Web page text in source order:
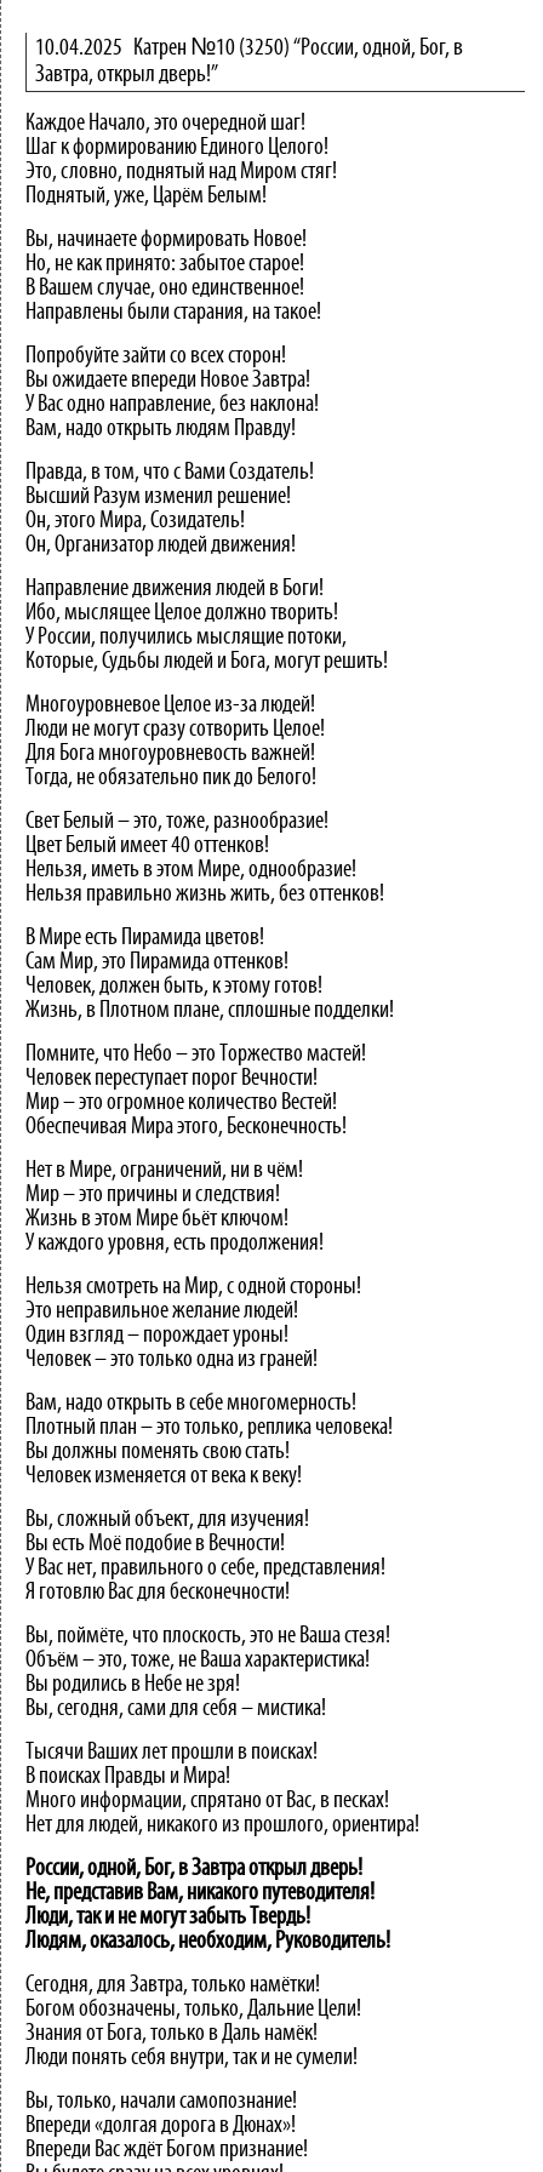
10.04.2025 Катрен №10 (3250) “России, одной, Бог, в
Завтра, открыл дверь!”
Каждое Начало, это очередной шаг!
Шаг к формированию Единого Целого!
Это, словно, поднятый над Миром стяг!
Поднятый, уже, Царём Белым!
Вы, начинаете формировать Новое!
Но, не как принято: забытое старое!
В Вашем случае, оно единственное!
Направлены были старания, на такое!
Попробуйте зайти со всех сторон!
Вы ожидаете впереди Новое Завтра!
У Вас одно направление, без наклона!
Вам, надо открыть людям Правду!
Правда, в том, что с Вами Создатель!
Высший Разум изменил решение!
Он, этого Мира, Созидатель!
Он, Организатор людей движения!
Направление движения людей в Боги!
Ибо, мыслящее Целое должно творить!
У России, получились мыслящие потоки,
Которые, Судьбы людей и Бога, могут решить!
Многоуровневое Целое из-за людей!
Люди не могут сразу сотворить Целое!
Для Бога многоуровневость важней!
Тогда, не обязательно пик до Белого!
Свет Белый – это, тоже, разнообразие!
Цвет Белый имеет 40 оттенков!
Нельзя, иметь в этом Мире, однообразие!
Нельзя правильно жизнь жить, без оттенков!
В Мире есть Пирамида цветов!
Сам Мир, это Пирамида оттенков!
Человек, должен быть, к этому готов!
Жизнь, в Плотном плане, сплошные подделки!
Помните, что Небо – это Торжество мастей!
Человек переступает порог Вечности!
Мир – это огромное количество Вестей!
Обеспечивая Мира этого, Бесконечность!
Нет в Мире, ограничений, ни в чём!
Мир – это причины и следствия!
Жизнь в этом Мире бьёт ключом!
У каждого уровня, есть продолжения!
Нельзя смотреть на Мир, с одной стороны!
Это неправильное желание людей!
Один взгляд – порождает уроны!
Человек – это только одна из граней!
Вам, надо открыть в себе многомерность!
Плотный план – это только, реплика человека!
Вы должны поменять свою стать!
Человек изменяется от века к веку!
Вы, сложный объект, для изучения!
Вы есть Моё подобие в Вечности!
У Вас нет, правильного о себе, представления!
Я готовлю Вас для бесконечности!
Вы, поймёте, что плоскость, это не Ваша стезя!
Объём – это, тоже, не Ваша характеристика!
Вы родились в Небе не зря!
Вы, сегодня, сами для себя – мистика!
Тысячи Ваших лет прошли в поисках!
В поисках Правды и Мира!
Много информации, спрятано от Вас, в песках!
Нет для людей, никакого из прошлого, ориентира!
России, одной, Бог, в Завтра открыл дверь!
Не, представив Вам, никакого путеводителя!
Люди, так и не могут забыть Твердь!
Людям, оказалось, необходим, Руководитель!
Сегодня, для Завтра, только намётки!
Богом обозначены, только, Дальние Цели!
Знания от Бога, только в Даль намёк!
Люди понять себя внутри, так и не сумели!
Вы, только, начали самопознание!
Впереди «долгая дорога в Дюнах»!
Впереди Вас ждёт Богом признание!